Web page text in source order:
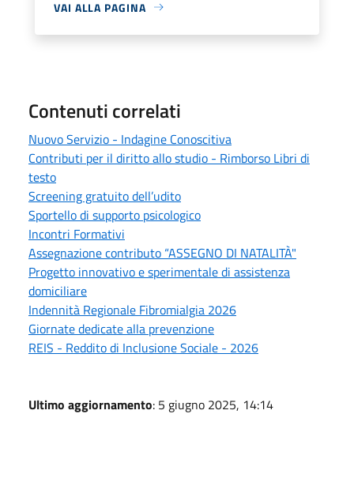
VAI ALLA PAGINA
Contenuti correlati
Nuovo Servizio - Indagine Conoscitiva
Contributi per il diritto allo studio - Rimborso Libri di
testo
Screening gratuito dell’udito
Sportello di supporto psicologico
Incontri Formativi
Assegnazione contributo “ASSEGNO DI NATALITÀ"
Progetto innovativo e sperimentale di assistenza
domiciliare
Indennità Regionale Fibromialgia 2026
Giornate dedicate alla prevenzione
REIS - Reddito di Inclusione Sociale - 2026
Ultimo aggiornamento: 5 giugno 2025, 14:14